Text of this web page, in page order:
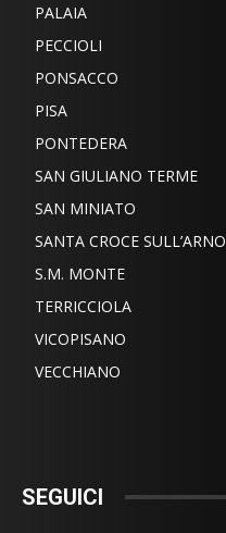
PALAIA
PECCIOLI
PONSACCO
PISA
PONTEDERA
SAN GIULIANO TERME
SAN MINIATO
SANTA CROCE SULL’ARNO
S.M. MONTE
TERRICCIOLA
VICOPISANO
VECCHIANO
SEGUICI